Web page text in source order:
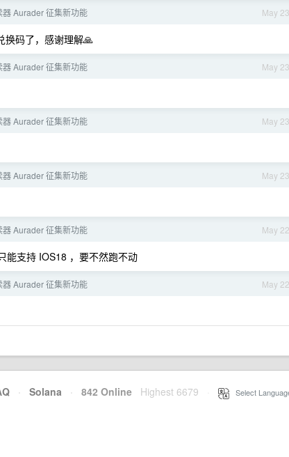
May 23
Aurader 征集新功能
换码了，感谢理解🙏
May 23
Aurader 征集新功能
May 23
Aurader 征集新功能
May 23
Aurader 征集新功能
May 22
Aurader 征集新功能
能支持 IOS18 ，要不然跑不动
May 22
Aurader 征集新功能
· Solana · 842 Online Highest 6679 Select